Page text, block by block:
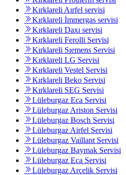
Kırklareli Aırfel servisi
Kırklareli İmmergas servisi
Kırklareli Daxı servisi
Kırklareli Ferolli Servisi
Kırklareli Sıemens Servisi
Kırklareli LG Servisi
Kırklareli Vestel Servisi
Kırklareli Beko Servisi
Kırklareli SEG Servisi
Lüleburgaz Eca Servisi
Lüleburgaz Ariston Servisi
Lüleburgaz Bosch Servisi
Lüleburgaz Airfel Servisi
Lüleburgaz Vaillant Servisi
Lüleburgaz Baymak Servisi
Lüleburgaz Eca Servisi
Lüleburgaz Arçelik Servisi